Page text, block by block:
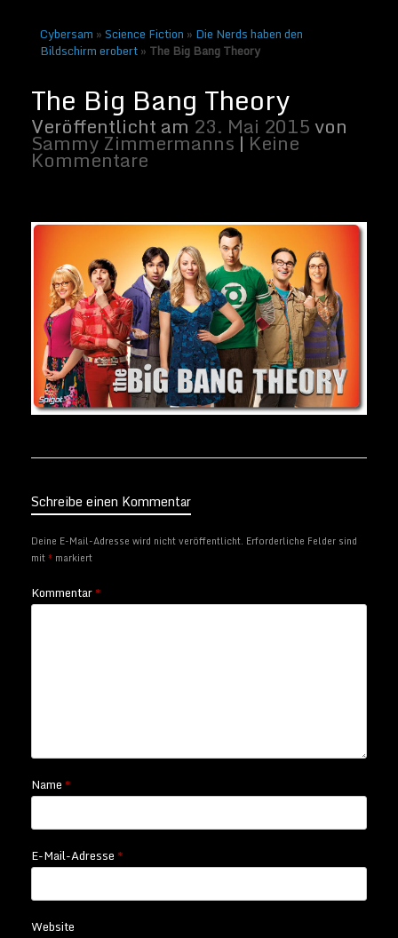
Cybersam »Science Fiction » Die Nerds haben den
Bildschirm erobert» The Big Bang Theory
Schreibe einen Kommentar
Deine E-Mail-Adresse wird nicht veröffentlicht. Erforderliche Felder sind
mit* markiert
Kommentar*
Name*
E-Mail-Adresse*
Website